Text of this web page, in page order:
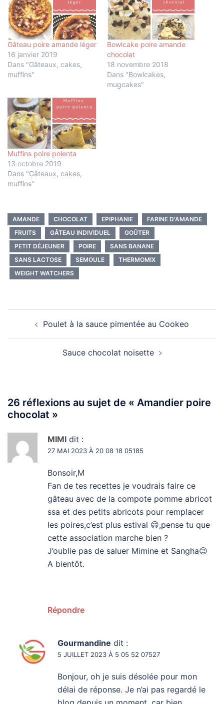
Gâteau poire amande léger
16 janvier 2019
Dans "Gâteaux, cakes,
muffins"
Bowlcake poire amande
chocolat
18 novembre 2018
Dans "Bowlcakes,
mugcakes"
Muffins poire polenta
13 octobre 2019
Dans "Gâteaux, cakes,
muffins"
AMANDE CHOCOLAT EPIPHANIE
FARINE D'AMANDE
FRUITS
GÂTEAU INDIVIDUEL
GOÛTER
PETIT DÉJEUNER
POIRE
SANS BANANE
SANS LACTOSE
SEMOULE
THERMOMIX
WEIGHT WATCHERS
d’articlePoulet à la sauce pimentée au Cookeo
Sauce chocolat noisette
26 réflexions au sujet de « Amandier poire
chocolat »
MIMI dit :
27 MAI 2023 À 20 08 18 05185
Bonsoir,M
Fan de tes recettes je voudrais faire ce
gâteau avec de la compote pomme abricot
ssa et des petits abricots pour remplacer
les poires,c’est plus estival 😄,pense tu que
cette association marche bien ?
J’oublie pas de saluer Mimine et Sangha😉
A bientôt.
Répondre
Gourmandine dit :
5 JUILLET 2023 À 5 05 52 07527
Bonjour, oh je suis désolée pour mon
délai de réponse. Je n’ai pas regardé le